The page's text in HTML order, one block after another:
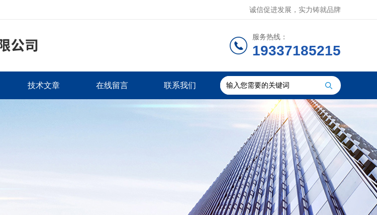
诚信促进发展，实力铸就品牌
服务热线：
19337185215
技术文章 在线留言 联系我们